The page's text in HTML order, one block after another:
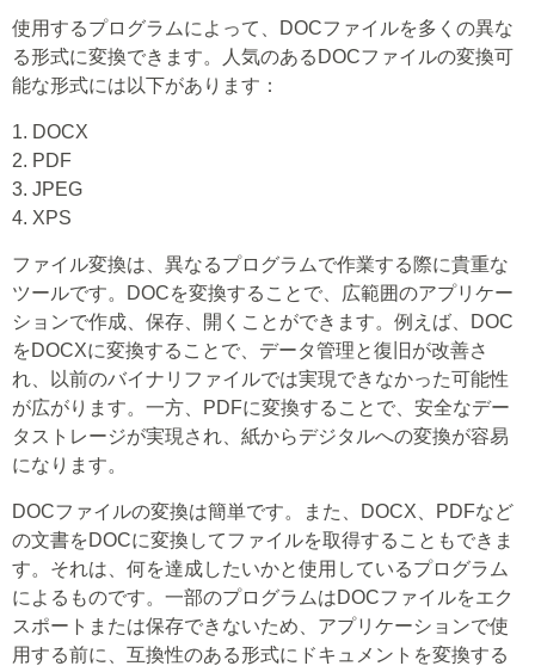
使用するプログラムによって、DOCファイルを多くの異な
る形式に変換できます。人気のあるDOCファイルの変換可
能な形式には以下があります：
1. DOCX
2. PDF
3. JPEG
4. XPS
ファイル変換は、異なるプログラムで作業する際に貴重な
ツールです。DOCを変換することで、広範囲のアプリケー
ションで作成、保存、開くことができます。例えば、DOC
をDOCXに変換することで、データ管理と復旧が改善さ
れ、以前のバイナリファイルでは実現できなかった可能性
が広がります。一方、PDFに変換することで、安全なデー
タストレージが実現され、紙からデジタルへの変換が容易
になります。
DOCファイルの変換は簡単です。また、DOCX、PDFなど
の文書をDOCに変換してファイルを取得することもできま
す。それは、何を達成したいかと使用しているプログラム
によるものです。一部のプログラムはDOCファイルをエク
スポートまたは保存できないため、アプリケーションで使
用する前に、互換性のある形式にドキュメントを変換する